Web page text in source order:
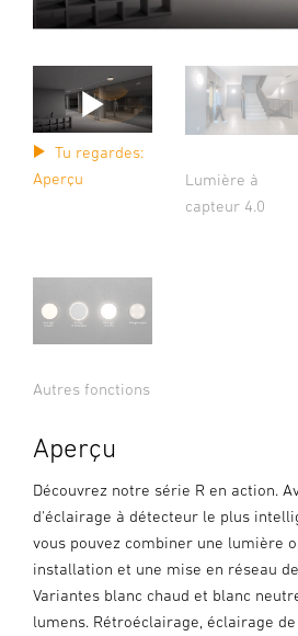
Tu regardes:
Aperçu
Lumière à
capteur 4.0
Autres fonctions
Aperçu
Découvrez notre série R en action.
d'éclairage à détecteur le plus
vous pouvez combiner une lumière
installation et une mise en réseau
Variantes blanc chaud et blanc
lumens. Rétroéclairage, éclairage